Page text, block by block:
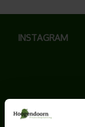
INSTAGRAM
LAATSTE NIEUWS